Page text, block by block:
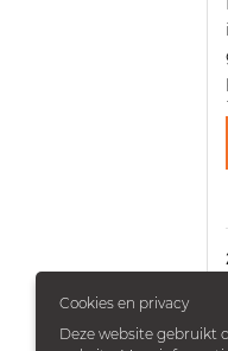
Cookies en privacy
Deze website gebruikt